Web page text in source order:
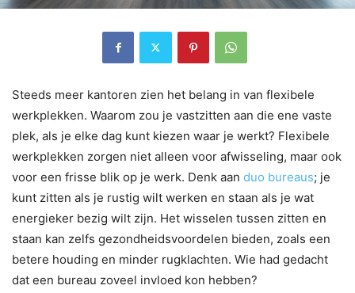
Steeds meer kantoren zien het belang in van flexibele
werkplekken. Waarom zou je vastzitten aan die ene vaste
plek, als je elke dag kunt kiezen waar je werkt? Flexibele
werkplekken zorgen niet alleen voor afwisseling, maar ook
voor een frisse blik op je werk. Denk aan duo bureaus; je
kunt zitten als je rustig wilt werken en staan als je wat
energieker bezig wilt zijn. Het wisselen tussen zitten en
staan kan zelfs gezondheidsvoordelen bieden, zoals een
betere houding en minder rugklachten. Wie had gedacht
dat een bureau zoveel invloed kon hebben?